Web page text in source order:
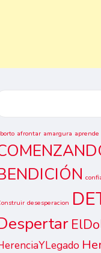
afrontar amargura aprende
desesperacion